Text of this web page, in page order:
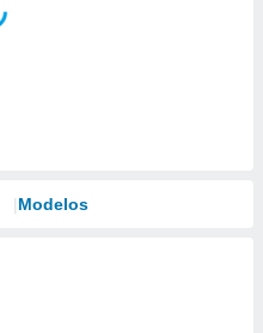
Modelos